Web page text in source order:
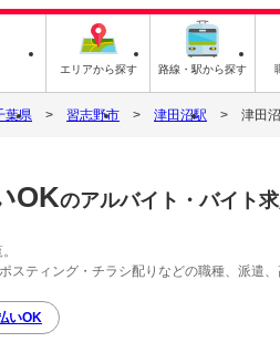
エリアから探す 路線・駅から探す
葉県 習志野市 津田沼駅 津田
OKのアルバイト・バイト
スティング・チラシ配りなどの職種、派遣
いOK